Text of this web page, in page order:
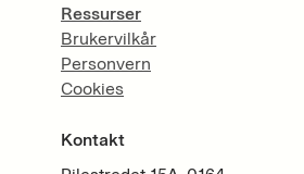
Ressurser
Brukervilkår
Personvern
Cookies
Kontakt